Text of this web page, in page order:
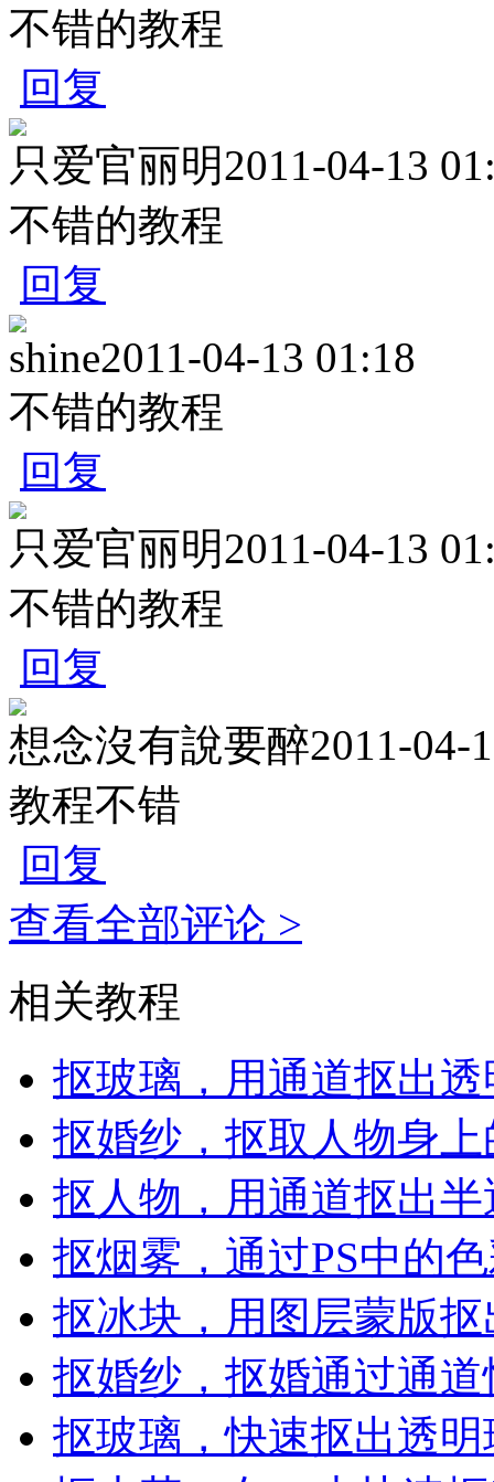
不错的教程
回复
只爱官丽明2011-04-13
不错的教程
回复
shine2011-04-13 01:18
不错的教程
回复
只爱官丽明2011-04-13
不错的教程
回复
想念沒有說要醉2011-04-
教程不错
回复
查看全部评论 >
相关教程
抠玻璃，用通道抠出
抠婚纱，抠取人物身
抠人物，用通道抠出
抠烟雾，通过PS中的
抠冰块，用图层蒙版
抠婚纱，抠婚通过通
抠玻璃，快速抠出透